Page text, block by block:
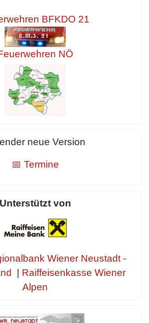
BFKDO 21
NÖ
neue Version
📅 Termine
Unterstützt von
Wiener Neustadt -
Raiffeisenkasse Wiener
Alpen